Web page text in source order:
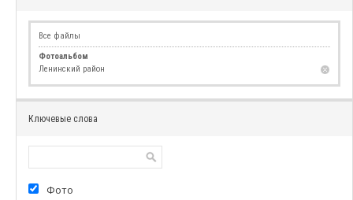
Все файлы
Фотоальбом
Ленинский район
Ключевые слова
Фото